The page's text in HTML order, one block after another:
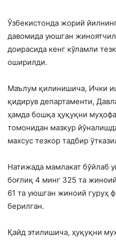
Ўзбекистонда жорий
давомида уюшган
доирасида кенг кўламли
оширилди.
Маълум қилинишича, Ички
қидирув департаменти,
ҳамда бошқа ҳуқуқни
томонидан мазкур
махсус тезкор тадбир
Натижада мамлакат бўйлаб
боғлиқ 4 минг 325 та
61 та уюшган жиноий гуруҳ
берилган.
Қайд этилишича, ҳуқуқни